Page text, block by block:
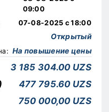
09:00
07-08-2025 с 18:00
Открытый
На повышение цены
3 185 304.00 UZS
477 795.60 UZS
750 000,00 UZS